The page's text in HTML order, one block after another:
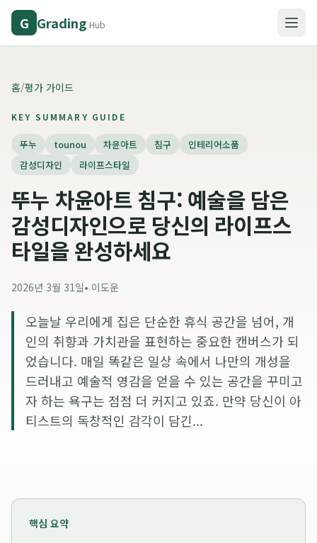
G Grading Hub
홈/평가 가이드
KEY SUMMARY GUIDE
뚜누 tounou 차윤아트 침구
인테리어소품
감성디자인
라이프스타일
뚜누 차윤아트 침구: 예술을 담은
감성디자인으로 당신의 라이프스
타일을 완성하세요
2026년 3월 31일• 이도운
오늘날 우리에게 집은 단순한 휴식 공간을 넘어, 개
인의 취향과 가치관을 표현하는 중요한 캔버스가 되
었습니다. 매일 똑같은 일상 속에서 나만의 개성을
드러내고 예술적 영감을 얻을 수 있는 공간을 꾸미고
자 하는 욕구는 점점 더 커지고 있죠. 만약 당신이 아
티스트의 독창적인 감각이 담긴...
핵심 요약